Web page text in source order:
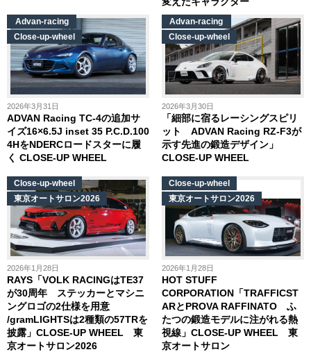
2026年3月31日
ADVAN Racing TC-4の追加サ
イズ16×6.5J inset 35 P.C.D.100
4HをNDERCロードスターに履
く CLOSE-UP WHEEL
Advan-racing
Close-up-wheel
2026年3月30日
「細部に宿るレーシングスピリ
ット ADVAN Racing RZ-F3が
示す先進の鍛造デザイン」
CLOSE-UP WHEEL
Advan-racing
Close-up-wheel
2026年1月28日
RAYS「VOLK RACINGはTE37
が30周年 ステッカーとマシニ
ングロゴの2仕様を用意
/gramLIGHTSは2種類の57TRを
披露」CLOSE-UP WHEEL 東
京オートサロン2026
Close-up-wheel
東京オートサロン2026
2026年1月28日
HOT STUFF
CORPORATION「TRAFFICST
ARとPROVA RAFFINATO ふ
たつの鍛造モデルに注がれる熱
視線」CLOSE-UP WHEEL 東
京オートサロン
Close-up-wheel
東京オートサロン2026